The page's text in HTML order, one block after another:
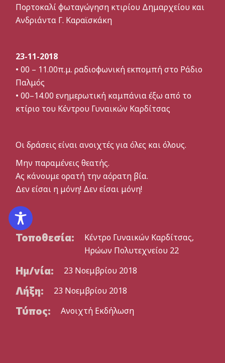
Πορτοκαλί φωταγώγηση κτιρίου Δημαρχείου και
Ανδριάντα Γ. Καραϊσκάκη
23-11-2018
• 00 – 11.00π.μ. ραδιοφωνική εκπομπή στο Ράδιο
Παλμός
• 00–14.00 ενημερωτική καμπάνια έξω από το
κτίριο του Κέντρου Γυναικών Καρδίτσας
Οι δράσεις είναι ανοιχτές για όλες και όλους.
Μην παραμένεις θεατής.
Ας κάνουμε ορατή την αόρατη βία.
Δεν είσαι η μόνη! Δεν είσαι μόνη!
Τοποθεσία:
Κέντρο Γυναικών Καρδίτσας,
Ηρώων Πολυτεχνείου 22
Ημ/νία: 23 Νοεμβρίου 2018
Λήξη: 23 Νοεμβρίου 2018
Τύπος: Ανοιχτή Εκδήλωση